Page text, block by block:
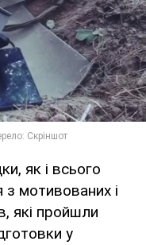
як і всього
мотивованих і
які пройшли
у